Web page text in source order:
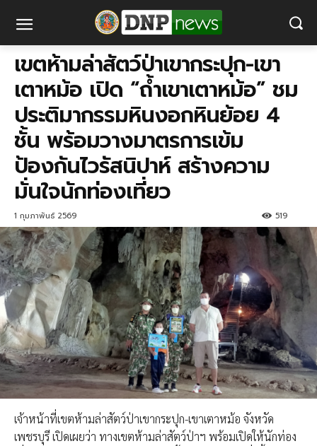
เขตห้ามล่าสัตว์ป่าเขากระปุก-เขา
เตาหม้อ เปิด “ถ้ำเขาเตาหม้อ” ชม
ประติมากรรมหินงอกหินย้อย 4
ชั้น พร้อมวางมาตรการเข้ม
ป้องกันไวรัสนิปาห์ สร้างความ
มั่นใจนักท่องเที่ยว
1 กุมภาพันธ์ 2569 519
เจ้าหน้าที่เขตห้ามล่าสัตว์ป่าเขากระปุก-เขาเตาหม้อ จังหวัด
เพชรบุรี เปิดเผยว่า ทางเขตห้ามล่าสัตว์ป่าฯ พร้อมเปิดให้นักท่อง